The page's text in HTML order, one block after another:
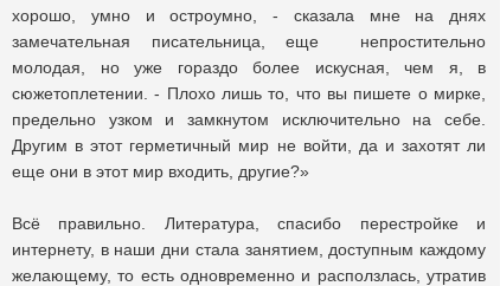
хорошо, умно и остроумно, - сказала мне на днях
замечательная писательница, еще непростительно
молодая, но уже гораздо более искусная, чем я, в
сюжетоплетении. - Плохо лишь то, что вы пишете о мирке,
предельно узком и замкнутом исключительно на себе.
Другим в этот герметичный мир не войти, да и захотят ли
еще они в этот мир входить, другие?»
Всё правильно. Литература, спасибо перестройке и
интернету, в наши дни стала занятием, доступным каждому
желающему, то есть одновременно и расползлась, утратив